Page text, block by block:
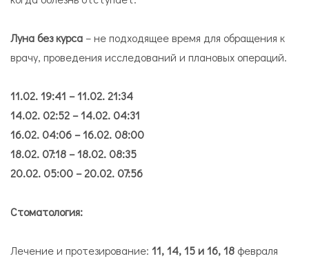
Луна без курса – не подходящее время для обращения к
врачу, проведения исследований и плановых операций.
11.02. 19:41 – 11.02. 21:34
14.02. 02:52 – 14.02. 04:31
16.02. 04:06 – 16.02. 08:00
18.02. 07:18 – 18.02. 08:35
20.02. 05:00 – 20.02. 07:56
Стоматология:
Лечение и протезирование: 11, 14, 15 и 16, 18 февраля